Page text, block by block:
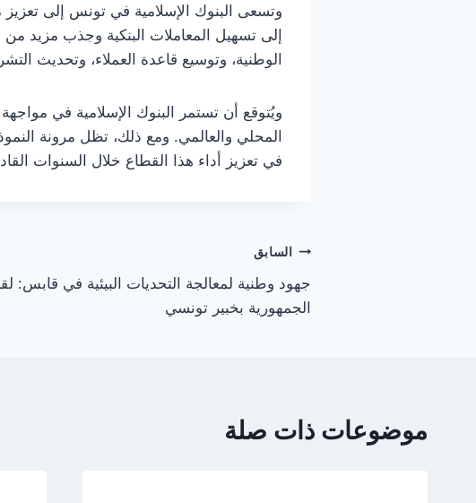
وتسعى البنوك الإسلامية في تونس إلى
إلى تسهيل المعاملات البنكية وجذب مزيد من
الوطنية، وتوسيع قاعدة العملاء، وتحديث
ويُتوقع أن تستمر البنوك الإسلامية في
المحلي والعالمي. ومع ذلك، تظل مرونة
في تعزيز أداء هذا القطاع خلال السنوات
تصفّح
المقالات
السابق
جهود وطنية لمعالجة التحديات البيئية في قابس:
الجمهورية بخبير تونسي
موضوعات ذات صلة